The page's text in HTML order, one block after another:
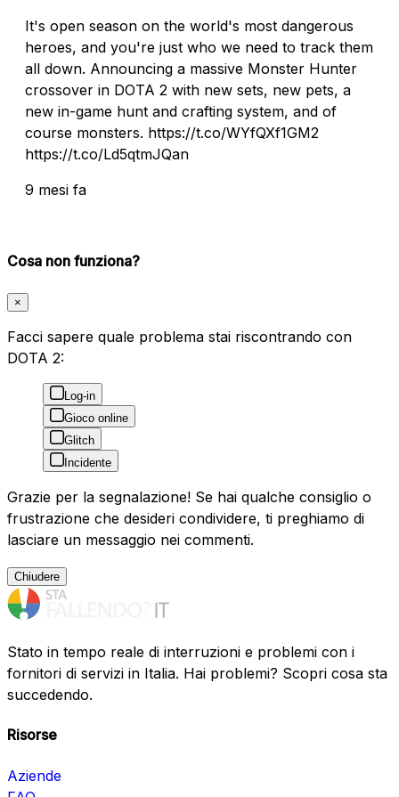
It's open season on the world's most dangerous
heroes, and you're just who we need to track them
all down. Announcing a massive Monster Hunter
crossover in DOTA 2 with new sets, new pets, a
new in-game hunt and crafting system, and of
course monsters. https://t.co/WYfQXf1GM2
https://t.co/Ld5qtmJQan
9 mesi fa
Cosa non funziona?
×
Facci sapere quale problema stai riscontrando con
DOTA 2:
Log-in
Gioco online
Glitch
Incidente
Grazie per la segnalazione! Se hai qualche consiglio o
frustrazione che desideri condividere, ti preghiamo di
lasciare un messaggio nei commenti.
Chiudere
Stato in tempo reale di interruzioni e problemi con i
fornitori di servizi in Italia. Hai problemi? Scopri cosa sta
succedendo.
Risorse
Aziende